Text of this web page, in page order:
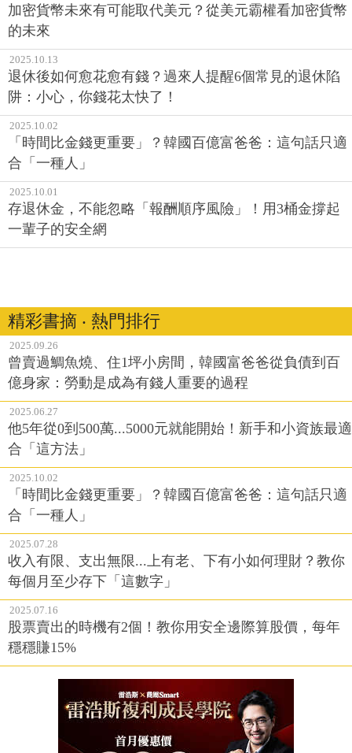
加密貨幣未來有可能取代美元？從美元霸權看加密貨幣
的未來
2025.10.13
退休後如何愈花愈有錢？過來人提醒6個常見的退休陷
阱：小心，你錢花太快了！
2025.10.02
「時間比金錢更重要」？韓國百億富爸爸：這句話只適
合「一種人」
2025.10.01
存退休金，不能忽略「報酬順序風險」！用3桶金撐起
一輩子的安全網
精彩書摘 ‧ 熱門排行
2025.09.26
曾賣過鯛魚燒、住1坪小房間，韓國富爸爸從負債到百
億身家：勞動是成為有錢人重要的過程
2025.06.27
他5年從0到500萬...5000元就能開始！新手和小資族最適
合「這方法」
2025.10.02
「時間比金錢更重要」？韓國百億富爸爸：這句話只適
合「一種人」
2025.07.28
收入有限、支出無限...上有老、下有小如何理財？教你
每個月至少存下「這數字」
2025.07.16
股票賣出的時機有2個！教你用安全邊際算股價，每年
穩穩賺15%